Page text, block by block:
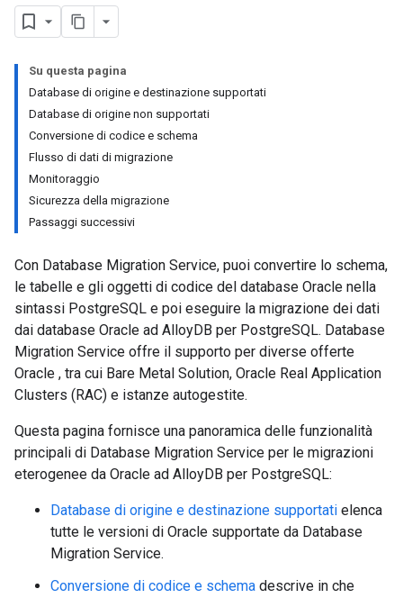
Su questa pagina
Database di origine e destinazione supportati
Database di origine non supportati
Conversione di codice e schema
Flusso di dati di migrazione
Monitoraggio
Sicurezza della migrazione
Passaggi successivi
Con Database Migration Service, puoi convertire lo schema,
le tabelle e gli oggetti di codice del database Oracle nella
sintassi PostgreSQL e poi eseguire la migrazione dei dati
dai database Oracle ad AlloyDB per PostgreSQL. Database
Migration Service offre il supporto per diverse offerte
Oracle , tra cui Bare Metal Solution, Oracle Real Application
Clusters (RAC) e istanze autogestite.
Questa pagina fornisce una panoramica delle funzionalità
principali di Database Migration Service per le migrazioni
eterogenee da Oracle ad AlloyDB per PostgreSQL:
Database di origine e destinazione supportati elenca
tutte le versioni di Oracle supportate da Database
Migration Service.
Conversione di codice e schema descrive in che